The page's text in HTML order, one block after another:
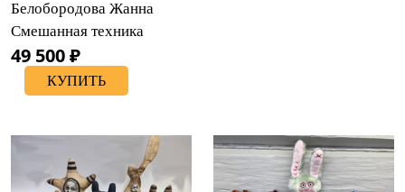
Белобородова Жанна
Смешанная техника
49 500 ₽
КУПИТЬ